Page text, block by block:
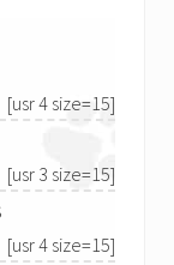
[usr 4 size=15]
[usr 3 size=15]
[usr 4 size=15]